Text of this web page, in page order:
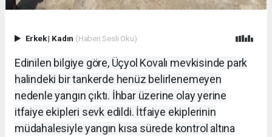
Erkek| Kadın (Haberi Sesli Oku)
Edinilen bilgiye göre, Üçyol Kovalı mevkisinde park
halindeki bir tankerde henüz belirlenemeyen
nedenle yangın çıktı. İhbar üzerine olay yerine
itfaiye ekipleri sevk edildi. İtfaiye ekiplerinin
müdahalesiyle yangın kısa sürede kontrol altına